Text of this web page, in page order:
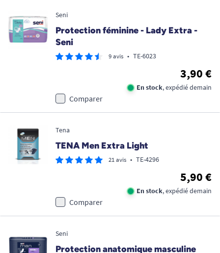
Seni
Protection féminine - Lady Extra -
Seni
9 avis • TE-6023
3,90 €
En stock, expédié demain
Comparer
Tena
TENA Men Extra Light
21 avis • TE-4296
5,90 €
En stock, expédié demain
Comparer
Seni
Protection anatomique masculine